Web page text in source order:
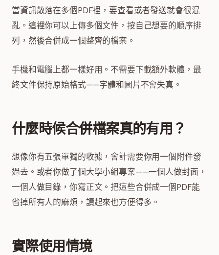
當資訊散落在多個PDF裡，要查看或者發送就會很混
亂。這裡你可以上傳多個文件，按自己想要的順序排
列，然後合併成一個整齊的檔案。
手機和電腦上都一樣好用。不需要下載額外軟體，最
終文件保持原始格式——字體和圖片不會失真。
什麼時候合併檔案真的有用？
想像你有五張單獨的收據，會計需要你用一個附件發
過去。或者你做了個大學小組專案——一個人做封面，
一個人做目錄，你寫正文。把這些合併成一個PDF能
省掉所有人的麻煩，讀起來也方便得多。
實際使用情境